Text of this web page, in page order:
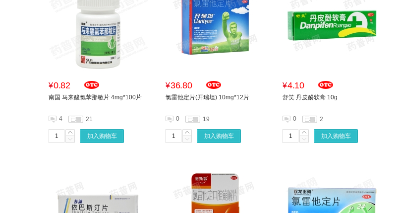
¥0.82
南国 马来酸氯苯那敏片 4mg*100片
4 21
加入购物车
¥36.80
氯雷他定片(开瑞坦) 10mg*12片
0 19
加入购物车
¥4.10
舒笑 丹皮酚软膏 10g
0 2
加入购物车